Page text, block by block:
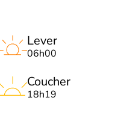
Lever
06h00
Coucher
18h19